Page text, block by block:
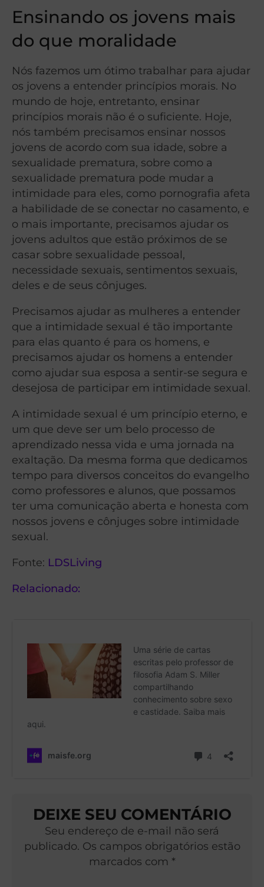
Ensinando os jovens mais
do que moralidade
Nós fazemos um ótimo trabalhar para ajudar
os jovens a entender princípios morais. No
mundo de hoje, entretanto, ensinar
princípios morais não é o suficiente. Hoje,
nós também precisamos ensinar nossos
jovens de acordo com sua idade, sobre a
sexualidade prematura, sobre como a
sexualidade prematura pode mudar a
intimidade para eles, como pornografia afeta
a habilidade de se conectar no casamento, e
o mais importante, precisamos ajudar os
jovens adultos que estão próximos de se
casar sobre sexualidade pessoal,
necessidade sexuais, sentimentos sexuais,
deles e de seus cônjuges.
Precisamos ajudar as mulheres a entender
que a intimidade sexual é tão importante
para elas quanto é para os homens, e
precisamos ajudar os homens a entender
como ajudar sua esposa a sentir-se segura e
desejosa de participar em intimidade sexual.
A intimidade sexual é um princípio eterno, e
um que deve ser um belo processo de
aprendizado nessa vida e uma jornada na
exaltação. Da mesma forma que dedicamos
tempo para diversos conceitos do evangelho
como professores e alunos, que possamos
ter uma comunicação aberta e honesta com
nossos jovens e cônjuges sobre intimidade
sexual.
Fonte: LDSLiving
Relacionado:
DEIXE SEU COMENTÁRIO
Seu endereço de e-mail não será
publicado. Os campos obrigatórios estão
marcados com *